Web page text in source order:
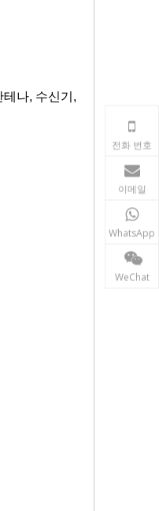
나, 수신기,
전화 번호
이메일
WhatsApp
WeChat